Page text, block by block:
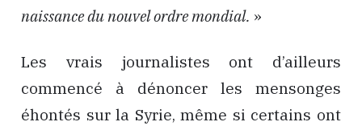
naissance du nouvel ordre mondial. »
Les vrais journalistes ont d’ailleurs
commencé à dénoncer les mensonges
éhontés sur la Syrie, même si certains ont